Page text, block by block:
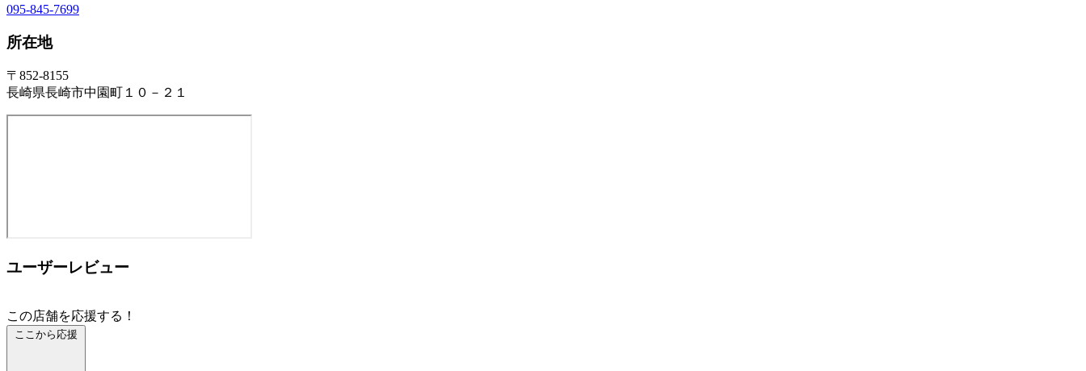
095-845-7699
所在地
〒852-8155
長崎県長崎市中園町１０－２１
ユーザーレビュー
この店舗を応援する！
ここから応援